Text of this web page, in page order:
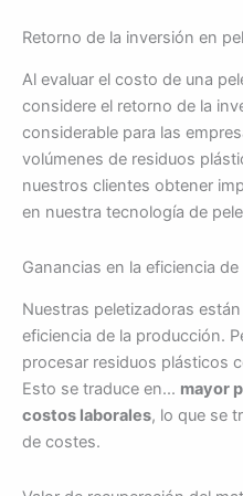
Retorno de la inversión en
Al evaluar el costo de una
considere el retorno de la
considerable para las
volúmenes de residuos
nuestros clientes obtener
en nuestra tecnología de
Ganancias en la eficiencia
Nuestras peletizadoras
eficiencia de la producción.
procesar residuos plásticos
Esto se traduce en... mayor
costos laborales, lo que se
de costes.